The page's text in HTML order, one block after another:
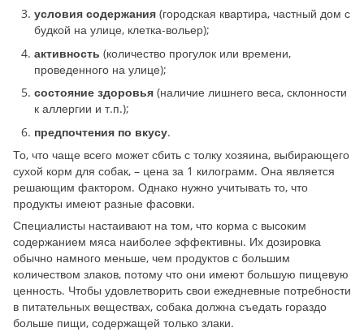
условия содержания (городская квартира, частный дом с
будкой на улице, клетка-вольер);
активность (количество прогулок или времени,
проведенного на улице);
состояние здоровья (наличие лишнего веса, склонности
к аллергии и т.п.);
предпочтения по вкусу.
То, что чаще всего может сбить с толку хозяина, выбирающего
сухой корм для собак, – цена за 1 килограмм. Она является
решающим фактором. Однако нужно учитывать то, что
продукты имеют разные фасовки.
Специалисты настаивают на том, что корма с высоким
содержанием мяса наиболее эффективны. Их дозировка
обычно намного меньше, чем продуктов с большим
количеством злаков, потому что они имеют большую пищевую
ценность. Чтобы удовлетворить свои ежедневные потребности
в питательных веществах, собака должна съедать гораздо
больше пищи, содержащей только злаки.